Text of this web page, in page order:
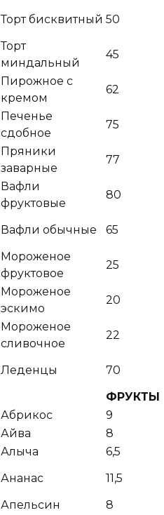
Торт бисквитный 50
Торт
миндальный
45
Пирожное с
кремом
62
Печенье
сдобное
75
Пряники
заварные
77
Вафли
фруктовые
80
Вафли обычные
65
Мороженое
фруктовое
25
Мороженое
эскимо
20
Мороженое
сливочное
22
Леденцы
70
ФРУКТЫ
Абрикос
9
Айва
8
Алыча
6,5
Ананас
11,5
Апельсин
8